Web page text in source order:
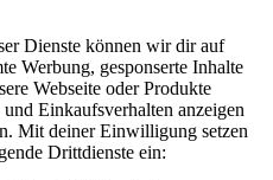
Dienste können wir dir auf
Werbung, gesponserte Inhalte
Webseite oder Produkte
Einkaufsverhalten anzeigen
Mit deiner Einwilligung setzen
Drittdienste ein: